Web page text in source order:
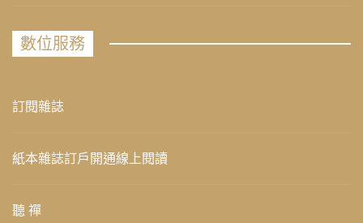
數位服務
訂閱雜誌
紙本雜誌訂戶開通線上閱讀
聽 禪